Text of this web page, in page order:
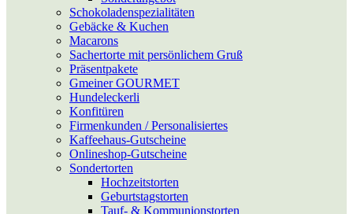
Schokoladen­spezialitäten
Gebäcke & Kuchen
Macarons
Sacher­torte mit per­sön­lichem Gruß
Präsent­pakete
Gmeiner GOURMET
Hundeleckerli
Konfitüren
Firmen­kunden / Per­so­na­li­sier­tes
Kaffeehaus-Gutscheine
Onlineshop-Gutscheine
Sonder­torten
Hochzeitstorten
Geburtstagstorten
Tauf- & Kommunions­­torten